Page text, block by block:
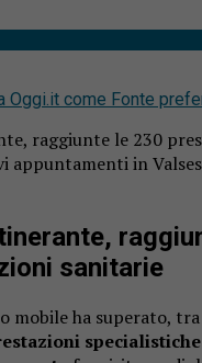
Oggi.it come Fonte
raggiunte le 230
appuntamenti in
sanitarie
mobile ha superato, tra